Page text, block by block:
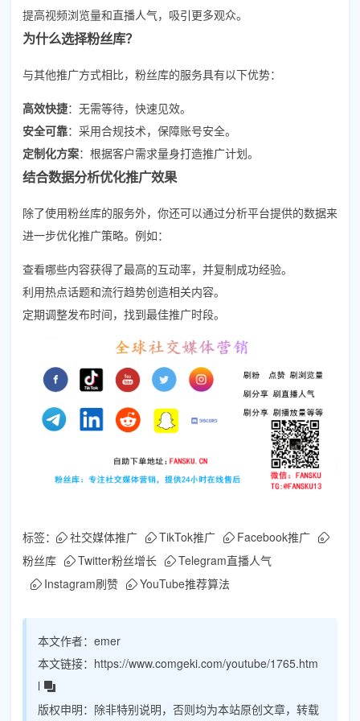
提高视频浏览量和直播人气，吸引更多观众。
为什么选择粉丝库？
与其他推广方式相比，粉丝库的服务具有以下优势：
高效快捷：无需等待，快速见效。
安全可靠：采用合规技术，保障账号安全。
定制化方案：根据客户需求量身打造推广计划。
结合数据分析优化推广效果
除了使用粉丝库的服务外，你还可以通过分析平台提供的数据来
进一步优化推广策略。例如：
查看哪些内容获得了最高的互动率，并复制成功经验。
利用热点话题和流行趋势创造相关内容。
定期调整发布时间，找到最佳推广时段。
标签： 社交媒体推广 TikTok推广
Facebook推广
粉丝库
Twitter粉丝增长
Telegram直播人气
Instagram刷赞
YouTube推荐算法
本文作者： emer
本文链接： https://www.comgeki.com/youtube/1765.htm
l
版权申明： 除非特别说明，否则均为本站原创文章，转载